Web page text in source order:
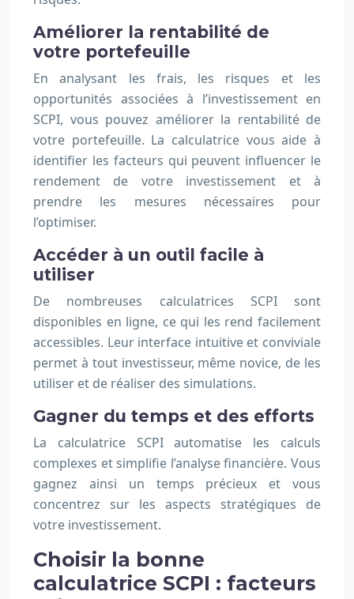
Améliorer la rentabilité de
votre portefeuille
En analysant les frais, les risques et les
opportunités associées à l’investissement en
SCPI, vous pouvez améliorer la rentabilité de
votre portefeuille. La calculatrice vous aide à
identifier les facteurs qui peuvent influencer le
rendement de votre investissement et à
prendre les mesures nécessaires pour
l’optimiser.
Accéder à un outil facile à
utiliser
De nombreuses calculatrices SCPI sont
disponibles en ligne, ce qui les rend facilement
accessibles. Leur interface intuitive et conviviale
permet à tout investisseur, même novice, de les
utiliser et de réaliser des simulations.
Gagner du temps et des efforts
La calculatrice SCPI automatise les calculs
complexes et simplifie l’analyse financière. Vous
gagnez ainsi un temps précieux et vous
concentrez sur les aspects stratégiques de
votre investissement.
Choisir la bonne
calculatrice SCPI : facteurs